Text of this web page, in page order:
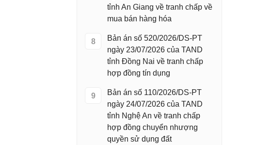
tỉnh An Giang về tranh chấp về
mua bán hàng hóa
8
Bản án số 520/2026/DS-PT
ngày 23/07/2026 của TAND
tỉnh Đồng Nai về tranh chấp
hợp đồng tín dụng
9
Bản án số 110/2026/DS-PT
ngày 24/07/2026 của TAND
tỉnh Nghệ An về tranh chấp
hợp đồng chuyển nhượng
quyền sử dụng đất